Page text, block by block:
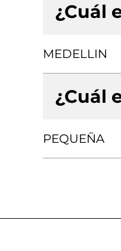
¿Cuál
MEDELLIN
¿Cuál
PEQUEÑA